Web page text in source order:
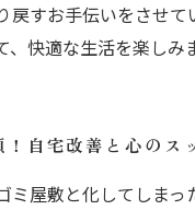
戻すお手伝いをさせて
、快適な生活を楽しみ
自宅改善と心のス
ミ屋敷と化してしまっ